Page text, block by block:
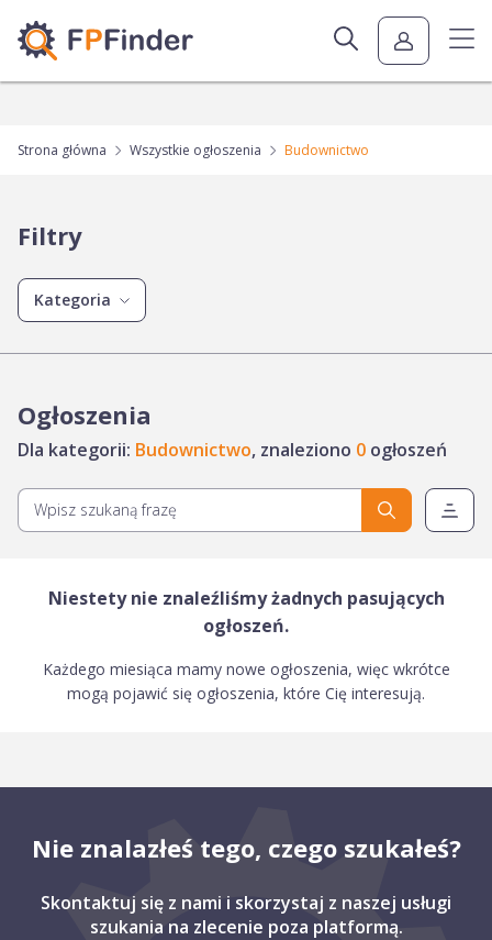
Strona główna Wszystkie ogłoszenia Budownictwo
Filtry
Kategoria
Ogłoszenia
Dla kategorii: Budownictwo, znaleziono 0 ogłoszeń
Niestety nie znaleźliśmy żadnych pasujących
ogłoszeń.
Każdego miesiąca mamy nowe ogłoszenia, więc wkrótce
mogą pojawić się ogłoszenia, które Cię interesują.
Nie znalazłeś tego, czego szukałeś?
Skontaktuj się z nami i skorzystaj z naszej usługi
szukania na zlecenie poza platformą.